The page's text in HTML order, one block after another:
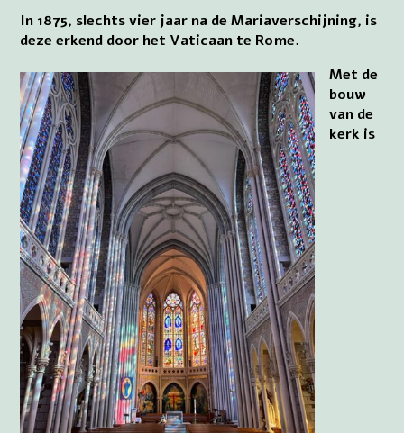
In 1875, slechts vier jaar na de Mariaverschijning, is
deze erkend door het Vaticaan te Rome.
Met de
bouw
van de
kerk is